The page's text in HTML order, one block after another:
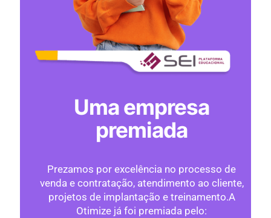
Uma empresa
premiada
Prezamos por excelência no processo de
venda e contratação, atendimento ao cliente,
projetos de implantação e treinamento.A
Otimize já foi premiada pelo: